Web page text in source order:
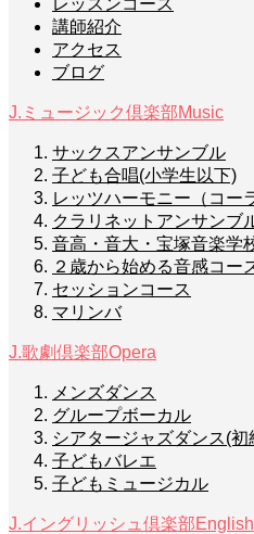
レッスンコース
講師紹介
アクセス
ブログ
J.ミュージック倶楽部Music
サックスアンサンブル
子ども合唱(小学生以下)
レッツハーモニー（コー
クラリネットアンサンブ
音高・音大・宝塚音楽学
２歳から始める音感コー
セッションコース
マリンバ
J.歌劇倶楽部Opera
メンズダンス
グループボーカル
シアタージャズダンス(初
子どもバレエ
子どもミュージカル
J.イングリッシュ倶楽部English